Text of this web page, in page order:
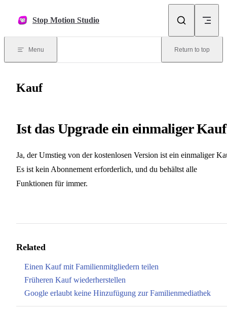
Stop Motion Studio
Menu Return to top
Kauf
Ist das Upgrade ein einmaliger
Ja, der Umstieg von der kostenlosen Version ist ein einmaliger
Es ist kein Abonnement erforderlich, und du behältst alle
Funktionen für immer.
Related
Einen Kauf mit Familienmitgliedern teilen
Früheren Kauf wiederherstellen
Google erlaubt keine Hinzufügung zur Familienmediathek